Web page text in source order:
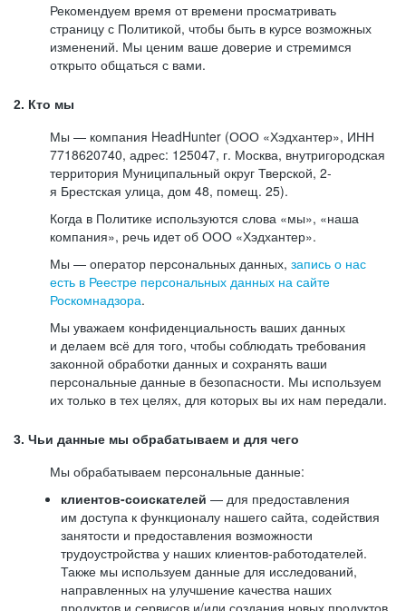
Рекомендуем время от времени просматривать
страницу с Политикой, чтобы быть в курсе возможных
изменений. Мы ценим ваше доверие и стремимся
открыто общаться с вами.
2. Кто мы
Мы — компания HeadHunter (ООО «Хэдхантер», ИНН
7718620740, адрес: 125047, г. Москва, внутригородская
территория Муниципальный округ Тверской, 2-
я Брестская улица, дом 48, помещ. 25).
Когда в Политике используются слова «мы», «наша
компания», речь идет об ООО «Хэдхантер».
Мы — оператор персональных данных, запись о нас
есть в Реестре персональных данных на сайте
Роскомнадзора.
Мы уважаем конфиденциальность ваших данных
и делаем всё для того, чтобы соблюдать требования
законной обработки данных и сохранять ваши
персональные данные в безопасности. Мы используем
их только в тех целях, для которых вы их нам передали.
3. Чьи данные мы обрабатываем и для чего
Мы обрабатываем персональные данные:
клиентов-соискателей — для предоставления
им доступа к функционалу нашего сайта, содействия
занятости и предоставления возможности
трудоустройства у наших клиентов-работодателей.
Также мы используем данные для исследований,
направленных на улучшение качества наших
продуктов и сервисов и/или создания новых продуктов